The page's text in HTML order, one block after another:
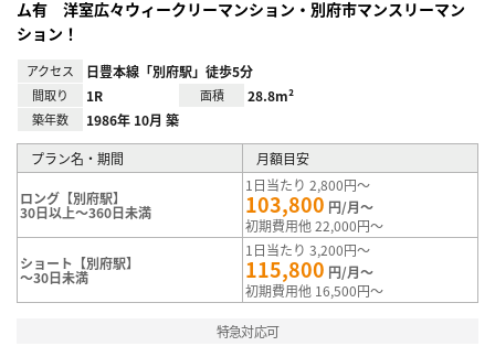
ム有 洋室広々ウィークリーマンション・別府市マンスリーマン
ション！
アクセス 日豊本線「別府駅」徒歩5分
間取り 1R 面積 28.8m²
築年数 1986年 10月 築
プラン名・期間 月額目安
ロング【別府駅】
30日以上～360日未満
1日当たり 2,800円～
103,800 円/月～
初期費用他 22,000円～
ショート【別府駅】
～30日未満
1日当たり 3,200円～
115,800 円/月～
初期費用他 16,500円～
特急対応可